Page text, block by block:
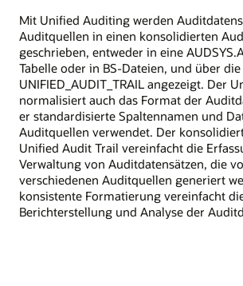
Mit Unified Auditing werden
Auditquellen in einen konsolidierten
geschrieben, entweder in eine
Tabelle oder in BS-Dateien, und über
UNIFIED_AUDIT_TRAIL angezeigt. Der
normalisiert auch das Format der
er standardisierte Spaltennamen und
Auditquellen verwendet. Der
Unified Audit Trail vereinfacht die
Verwaltung von Auditdatensätzen, die
verschiedenen Auditquellen generiert
konsistente Formatierung vereinfacht
Berichterstellung und Analyse der